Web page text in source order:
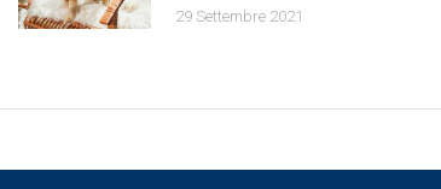
29 Settembre 2021